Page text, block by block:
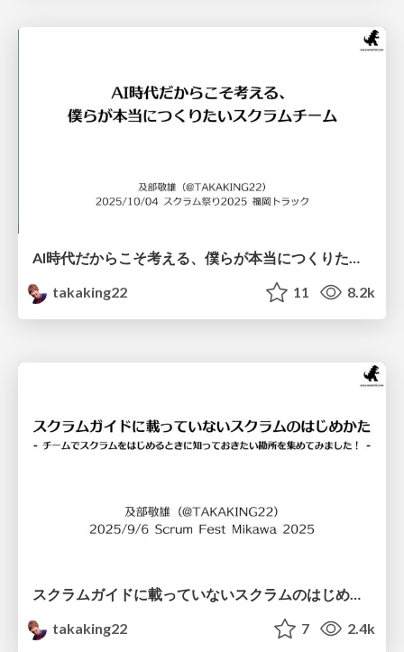
AI時代だからこそ考える、僕らが本当につくりたいスクラムチーム / A Scrum Team we really want to create in this AI era
takaking22
11 8.2k
スクラムガイドに載っていないスクラムのはじめかた - チームでスクラムをはじめるときに知っておきたい勘所を集めてみました！ - / How to start Scrum that is not written in the Scrum Guide 2nd
takaking22
7 2.4k